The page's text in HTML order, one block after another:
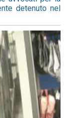
detenuto nel